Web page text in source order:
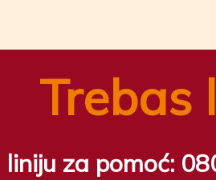
Trebas
za pomoć: